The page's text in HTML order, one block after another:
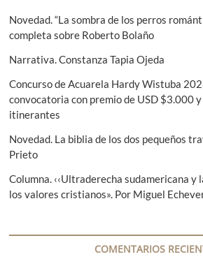
d
e
n
t
r
a
d
a
s
r
:
i
e
t
Novedad. “La sombra de los perros
completa sobre Roberto Bolaño
Narrativa. Constanza Tapia Ojeda
Concurso de Acuarela Hardy Wistuba
convocatoria con premio de USD $3.000
itinerantes
Novedad. La biblia de los dos pequeños
Prieto
Columna. ‹‹Ultraderecha sudamericana
los valores cristianos». Por Miguel
COMENTARIOS